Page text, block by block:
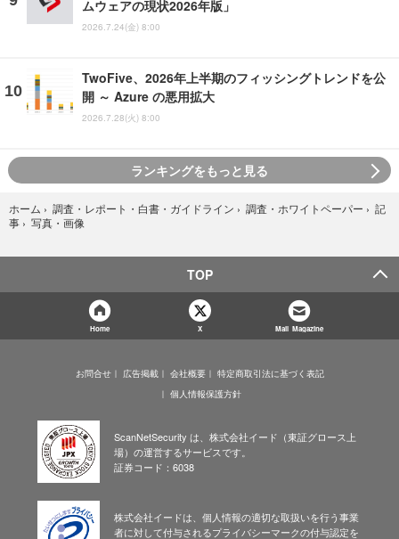
ムウェアの現状2026年版」
2026.7.24(金) 8:00
TwoFive、2026年上半期のフィッシングトレンドを公
開 ～ Azure の悪用拡大
2026.7.28(火) 8:00
ランキングをもっと見る
ホーム › 調査・レポート・白書・ガイドライン › 調査・ホワイトペーパー › 記
事 › 写真・画像
TOP
Home X Mail Magazine
お問合せ 広告掲載 会社概要
特定商取引法に基づく表記
個人情報保護方針
ScanNetSecurity は、株式会社イード（東証グロース上
場）の運営するサービスです。
証券コード：6038
株式会社イードは、個人情報の適切な取扱いを行う事業
者に対して付与されるプライバシーマークの付与認定を